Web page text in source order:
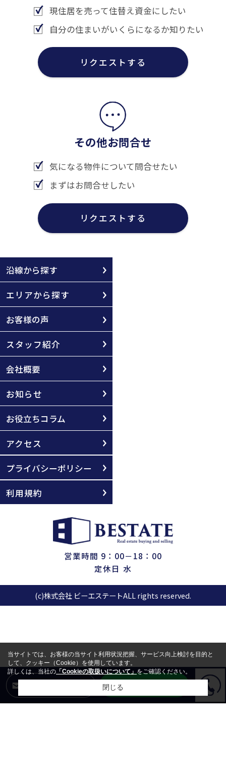
現住居を売って住替え資金にしたい
自分の住まいがいくらになるか知りたい
リクエストする
その他お問合せ
気になる物件について問合せたい
まずはお問合せしたい
リクエストする
沿線から探す
エリアから探す
お客様の声
スタッフ紹介
会社概要
お知らせ
お役立ちコラム
アクセス
プライバシーポリシー
利用規約
営業時間 9：00－18：00
定休日 水
(c)株式会社 ビーエステートALL rights reserved.
LINEからお問合せ
当サイトでは、お客様の当サイト利用状況把握、サービス向上検討を目的と
して、クッキー（Cookie）を使用しています。
詳しくは、当社の「Cookieの取扱いについて」をご確認ください。
閉じる